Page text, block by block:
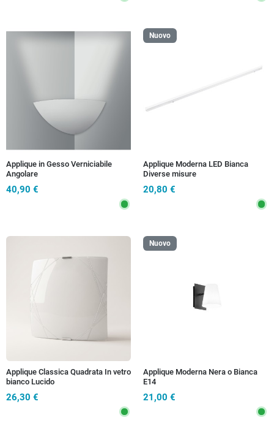
Applique in Gesso Verniciabile
Angolare
40,90 €
Nuovo
Applique Moderna LED Bianca
Diverse misure
20,80 €
Applique Classica Quadrata In vetro
bianco Lucido
26,30 €
Nuovo
Applique Moderna Nera o Bianca
E14
21,00 €